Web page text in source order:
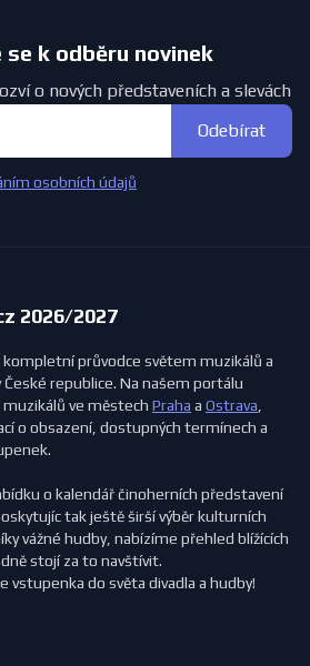
k odběru novinek
o nových představeních a slevách
Odebírat
osobních údajů
2026/2027
kompletní průvodce světem muzikálů a
republice. Na našem portálu
ve městech Praha a Ostrava
o obsazení, dostupných termínech a
o kalendář činoherních představení
tak ještě širší výběr kulturních
vážné hudby, nabízíme přehled blížících
stojí za to navštívit.
vstupenka do světa divadla a hudby!